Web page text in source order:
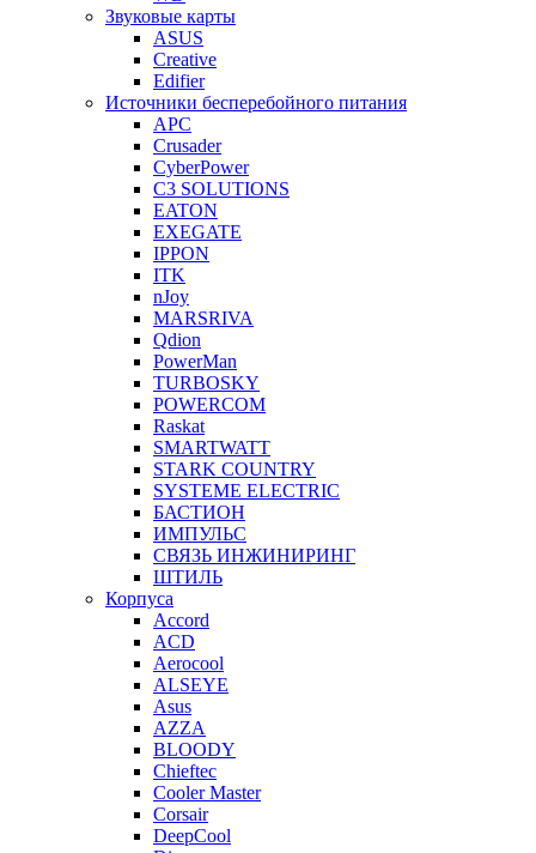
Звуковые карты
ASUS
Creative
Edifier
Источники бесперебойного питания
APC
Crusader
CyberPower
C3 SOLUTIONS
EATON
EXEGATE
IPPON
ITK
nJoy
MARSRIVA
Qdion
PowerMan
TURBOSKY
POWERCOM
Raskat
SMARTWATT
STARK COUNTRY
SYSTEME ELECTRIC
БАСТИОН
ИМПУЛЬС
СВЯЗЬ ИНЖИНИРИНГ
ШТИЛЬ
Корпуса
Accord
ACD
Aerocool
ALSEYE
Asus
AZZA
BLOODY
Chieftec
Cooler Master
Corsair
DeepCool